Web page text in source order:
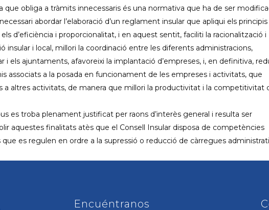
que obliga a tràmits innecessaris és una normativa que ha de ser
abordar l’elaboració d’un reglament insular que apliqui els principis
d’eficiència i proporcionalitat, i en aquest sentit, faciliti la racionalització i
insular i local, millori la coordinació entre les diferents administracions,
i els ajuntaments, afavoreixi la implantació d’empreses, i, en definitiva,
associats a la posada en funcionament de les empreses i activitats, que
a altres activitats, de manera que millori la productivitat i la competitivitat
es troba plenament justificat per raons d’interès general i resulta ser
aquestes finalitats atès que el Consell Insular disposa de competències
es regulen en ordre a la supressió o reducció de càrregues
Encuéntranos